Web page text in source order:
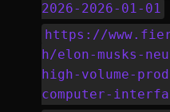
2026-2026-01-01
https://
h/elon-musks-
high-volume-
computer-